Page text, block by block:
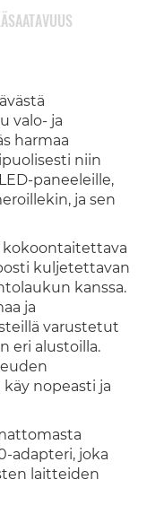
valo- ja
harmaa
niin
paneeleille,
ja sen
kokoontaitettava
kuljetettavan
kanssa.
ja
varustetut
eri alustoilla.
käy nopeasti ja
adapteri, joka
laitteiden